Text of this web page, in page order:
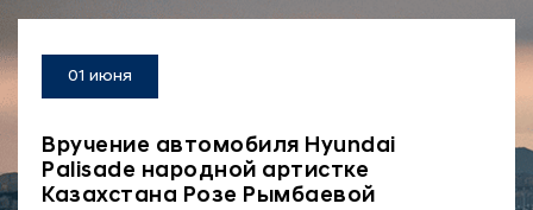
01 июня
Вручение автомобиля Hyundai
Palisade народной артистке
Казахстана Розе Рымбаевой